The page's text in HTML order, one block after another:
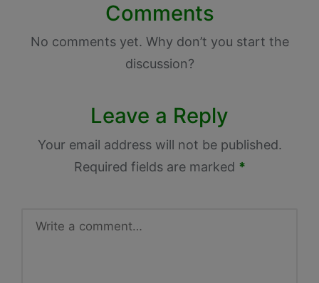
Comments
No comments yet. Why don’t you start the
discussion?
Leave a Reply
Your email address will not be published.
Required fields are marked *